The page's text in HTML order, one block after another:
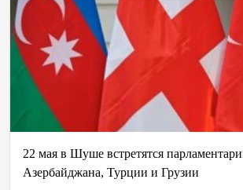
22 мая в Шуше встретятся
Азербайджана, Турции и Грузии